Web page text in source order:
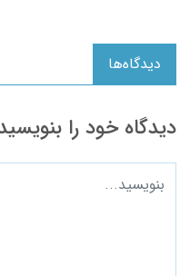
دیدگاه‌ها
دیدگاه خود را